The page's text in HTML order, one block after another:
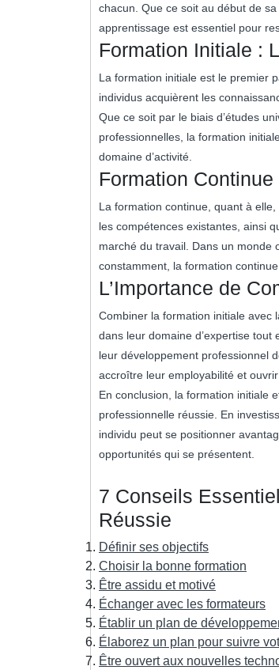
chacun. Que ce soit au début de
apprentissage est essentiel pour
Formation Initiale :
La formation initiale est le premier
individus acquièrent les
Que ce soit par le biais d’études
professionnelles, la formation
domaine d’activité.
Formation
La formation continue, quant à
les compétences existantes, ainsi
marché du travail. Dans un monde
constamment, la formation
L’Importance de
Combiner la formation initiale avec
dans leur domaine d’expertise
leur développement professionnel
accroître leur employabilité et
En conclusion, la formation initiale
professionnelle réussie. En
individu peut se positionner
opportunités qui se présentent.
7 Conseils
Réussie
Définir ses objectifs
Choisir la bonne formation
Être assidu et motivé
Échanger avec les formateurs
Établir un plan de
Élaborez un plan pour suivre
Être ouvert aux nouvelles